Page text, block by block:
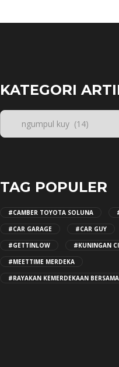
KATEGORI
TAG POPULER
#CAMBER TOYOTA SOLUNA
#CAR GARAGE
#CAR GUY
#GETTINLOW
#KUNINGAN
#MEETTIME MERDEKA
#RAYAKAN KEMERDEKAAN